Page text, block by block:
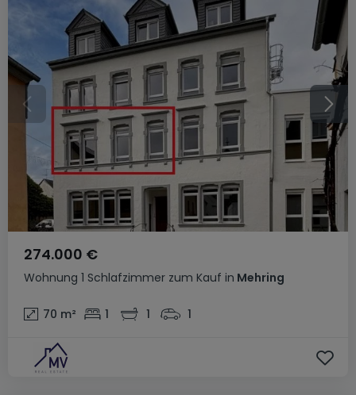
Wohnung 1 Schlafzimmer zum Kauf in Mehring
274.000 €
70 m² 1 1 1